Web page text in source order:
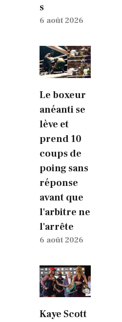
s
6 août 2026
Le boxeur
anéanti se
lève et
prend 10
coups de
poing sans
réponse
avant que
l'arbitre ne
l'arrête
6 août 2026
Kaye Scott